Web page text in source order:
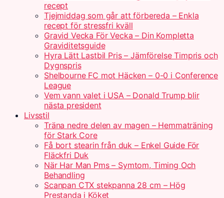
recept
Tjejmiddag som går att förbereda – Enkla
recept för stressfri kväll
Gravid Vecka För Vecka – Din Kompletta
Graviditetsguide
Hyra Lätt Lastbil Pris – Jämförelse Timpris och
Dygnspris
Shelbourne FC mot Häcken – 0-0 i Conference
League
Vem vann valet i USA – Donald Trump blir
nästa president
Livsstil
Träna nedre delen av magen – Hemmaträning
för Stark Core
Få bort stearin från duk – Enkel Guide För
Fläckfri Duk
När Har Man Pms – Symtom, Timing Och
Behandling
Scanpan CTX stekpanna 28 cm – Hög
Prestanda i Köket